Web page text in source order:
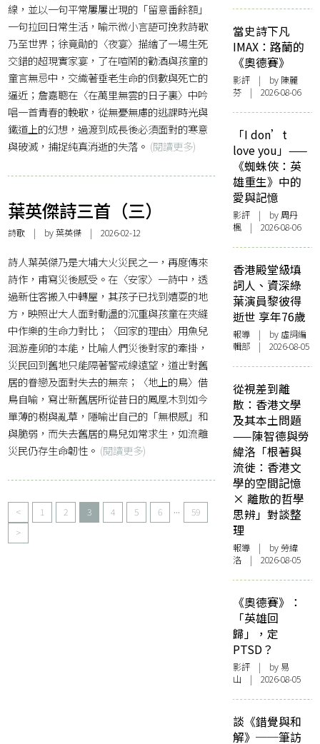
線，並以一句平常屢屢出現的「留意番餘額」
一句拉回日常生活，喻示微小言語可挽救詩歌
乃至世界；徐竟勛的〈夜宴〉描繪了一場生死
交錯的超現實家宴，了在喧鬧的勸酒與孩童的
童言無忌中，交織著垂老生命的倒數與死亡的
逼近；詹嘉聰在〈在萬里無雲的日子裏〉中吟
唱一首青春的輓歌，從無憂無慮的逃課時光與
鐵道上的幻想，過渡到成長後必須面對的寒意
與破滅，捕捉純真消逝的失落。 (閱讀更多)
葉英傑詩三首（三）
詩歌 | by 葉英傑 | 2026-02-12
詩人葉英傑乃是大埔大火災民之一，再度傳來
詩作，甫寫災後感受。在〈安家〉一詩中，透
過新住客搬入中轉屋，其孩子已找到嬉耍的地
方，映照出大人面對動盪的沉重與孩童在夾縫
中作樂的生命力對比；〈回家的理由〉用魚兒
洄游產卵的本能，比喻人們災後對家的牽掛，
災民回到舊地只能隔著警戒線遠望，道出對舊
居的眷戀及面對失去的無奈；〈地上的鳥〉借
鳥自喻，寫出新舊居所從昔日的鳳凰木到如今
單薄的樹與亂草，隱喻出自己的「無根感」和
與脆弱，而失去舊居的鳥兒如常求生，如流離
災民仍存生命韌性。 (閱讀更多)
< 1 2 3 4 5 6 ...
59
>
當史詩下凡
IMAX：路蘭的
《奧德賽》
影評 | by 陳麗
芬 | 2026-08-06
「I don’t
love you」——
《蜘蛛俠：英
雄重生》中的
愛與記憶
影評 | by周丹
楓 | 2026-08-06
香港殿堂級填
詞人、資深綠
葉演員黎彼得
逝世 享年76歲
報導 | by 虛詞編
輯部 | 2026-08-05
從視差到離
散：香港文學
及其本土問題
——陳智德與勞
緯洛「根著與
流徙：香港文
學的空間記憶
× 離散的哲學
思辨」對談整
理
報導 | by 勞緯
洛 | 2026-08-05
《奧德賽》：
「英雄回
歸」，定
PTSD？
影評 | by 易
山 | 2026-08-05
談《錯覺與和
解》──筆訪